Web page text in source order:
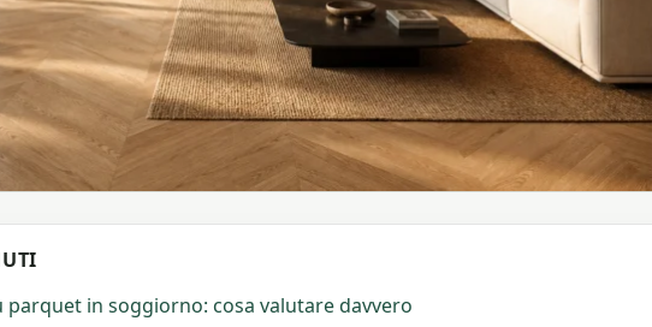
parquet in soggiorno: cosa valutare davvero